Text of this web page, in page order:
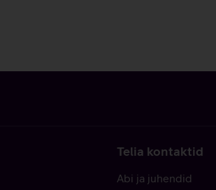
Telia kontaktid
Abi ja juhendid